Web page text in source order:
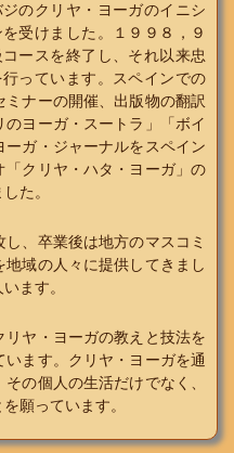
ジのクリヤ・ヨーガのイニシ
受けました。１９９８，９
コースを終了し、それ以来忠
っています。スペインでの
ナーの開催、出版物の翻訳
ヨーガ・スートラ」「ボイ
ガ・ジャーナルをスペイン
クリヤ・ハタ・ヨーガ」の
た。
、卒業後は地方のマスコミ
域の人々に提供してきまし
ます。
ヤ・ヨーガの教えと技法を
ます。クリヤ・ヨーガを通
の個人の生活だけでなく、
願っています。